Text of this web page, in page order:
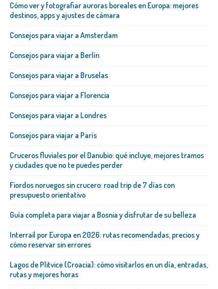
Cómo ver y fotografiar auroras boreales en Europa: mejores
destinos, apps y ajustes de cámara
Consejos para viajar a Amsterdam
Consejos para viajar a Berlín
Consejos para viajar a Bruselas
Consejos para viajar a Florencia
Consejos para viajar a Londres
Consejos para viajar a París
Cruceros fluviales por el Danubio: qué incluye, mejores tramos
y ciudades que no te puedes perder
Fiordos noruegos sin crucero: road trip de 7 días con
presupuesto orientativo
Guía completa para viajar a Bosnia y disfrutar de su belleza
Interrail por Europa en 2026: rutas recomendadas, precios y
cómo reservar sin errores
Lagos de Plitvice (Croacia): cómo visitarlos en un día, entradas,
rutas y mejores horas